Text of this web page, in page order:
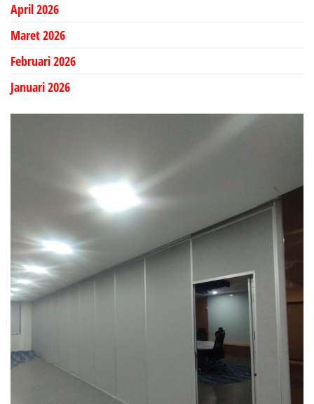
April 2026
Maret 2026
Februari 2026
Januari 2026